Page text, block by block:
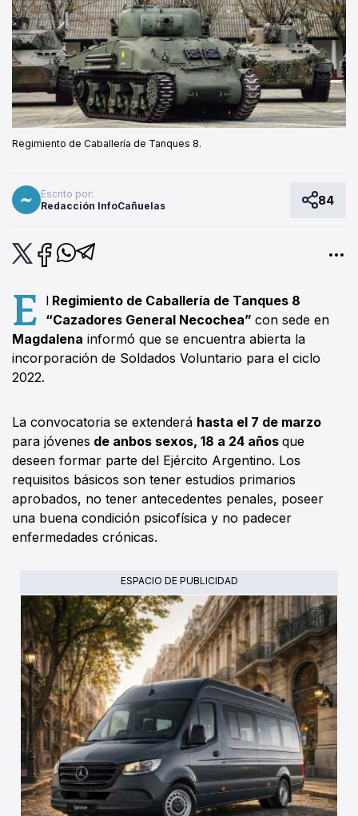
Regimiento de Caballería de Tanques 8.
Escrito por:
Redacción InfoCañuelas
84
E l Regimiento de Caballería de Tanques 8
“Cazadores General Necochea”con sede en
Magdalena informó que se encuentra abierta la
incorporación de Soldados Voluntario para el ciclo
2022.
La convocatoria se extenderá hasta el 7 de marzo
para jóvenes de anbos sexos, 18 a 24 años que
deseen formar parte del Ejército Argentino. Los
requisitos básicos son tener estudios primarios
aprobados, no tener antecedentes penales, poseer
una buena condición psicofísica y no padecer
enfermedades crónicas.
ESPACIO DE PUBLICIDAD